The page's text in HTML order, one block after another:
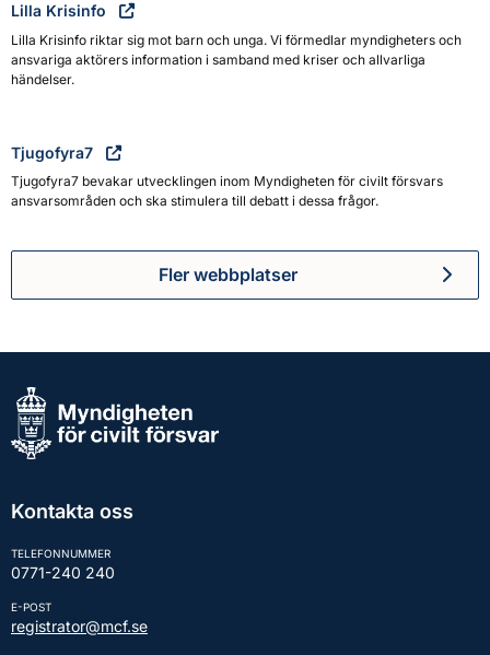
Lilla Krisinfo
Lilla Krisinfo riktar sig mot barn och unga. Vi förmedlar myndigheters och
ansvariga aktörers information i samband med kriser och allvarliga
händelser.
Tjugofyra7
Tjugofyra7 bevakar utvecklingen inom Myndigheten för civilt försvars
ansvarsområden och ska stimulera till debatt i dessa frågor.
Fler webbplatser
Kontakta oss
TELEFONNUMMER
0771-240 240
E-POST
registrator@mcf.se